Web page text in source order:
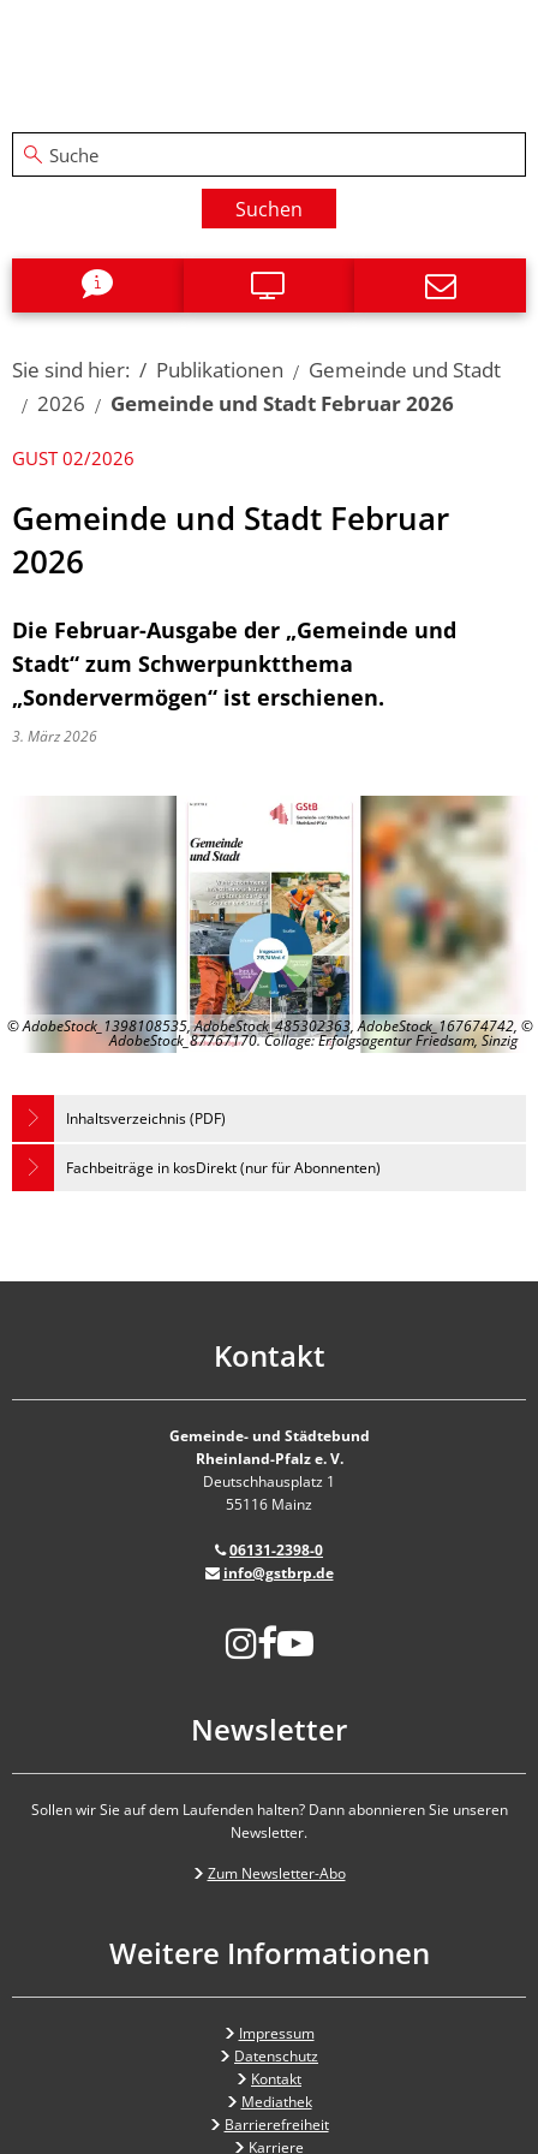
Suchen
Sie sind hier: Publikationen
Gemeinde und Stadt
2026
Gemeinde und Stadt Februar 2026
GUST 02/2026
Gemeinde und Stadt Februar
2026
Die Februar-Ausgabe der „Gemeinde und
Stadt“ zum Schwerpunktthema
„Sondervermögen“ ist erschienen.
3. März 2026
© AdobeStock_1398108535, AdobeStock_485302363, AdobeStock_167674742,
AdobeStock_87767170. Collage: Erfolgsagentur Friedsam, Sinzig
Inhaltsverzeichnis (PDF)
Fachbeiträge in kosDirekt (nur für Abonnenten)
Kontakt
Gemeinde- und Städtebund
Rheinland-Pfalz e. V.
Deutschhausplatz 1
55116 Mainz
06131-2398-0
info@gstbrp.de
Newsletter
Sollen wir Sie auf dem Laufenden halten? Dann abonnieren Sie unseren
Newsletter.
Zum Newsletter-Abo
Weitere Informationen
Impressum
Datenschutz
Kontakt
Mediathek
Barrierefreiheit
Karriere